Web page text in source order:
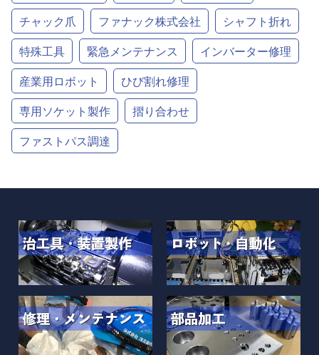
チャック爪
ファナック株式会社
シャフト折れ
特殊工具
緊急メンテナンス
インバーター修理
産業用ロボット
ひび割れ修理
専用ソケット製作
摺り合わせ
ファストパス調達